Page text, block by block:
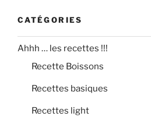
CATÉGORIES
Ahhh … les recettes !!!
Recette Boissons
Recettes basiques
Recettes light